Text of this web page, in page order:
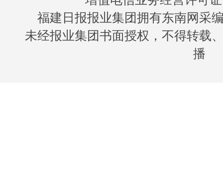
福建日报报业集团拥有东南网采
未经报业集团书面授权，不得转载
播